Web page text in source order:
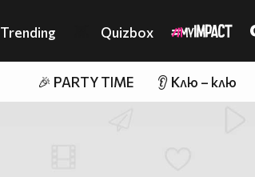
Trending Quizbox
🎉 PARTY TIME 👂 Клю – клю